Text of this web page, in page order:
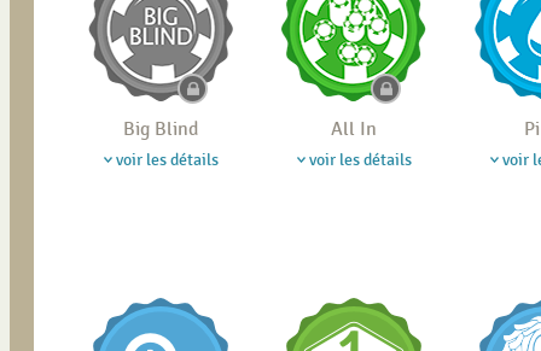
Big Blind
voir les détails
All In
voir les détails voir